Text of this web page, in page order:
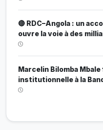
🔴 RDC–Angola : un
ouvre la voie à des
Marcelin Bilomba
institutionnelle à la